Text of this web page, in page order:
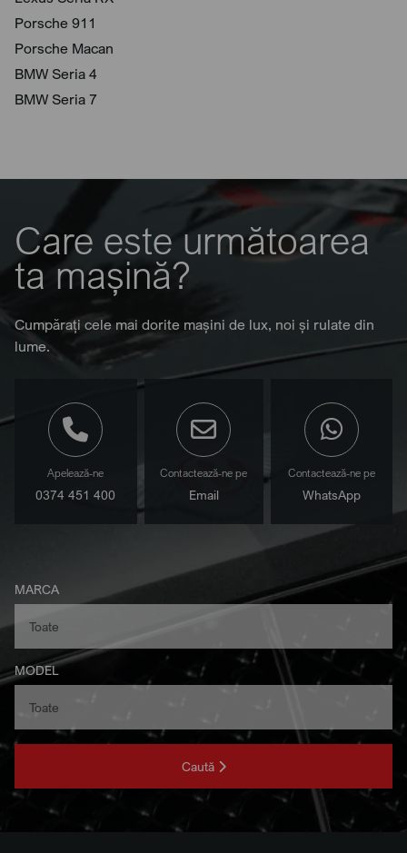
Porsche 911
Porsche Macan
BMW Seria 4
BMW Seria 7
Care este următoarea
ta mașină?
Cumpărați cele mai dorite mașini de lux, noi și rulate din
lume.
Apelează-ne
0374 451 400
Contactează-ne pe
Email
Contactează-ne pe
WhatsApp
MARCA
MODEL
Caută